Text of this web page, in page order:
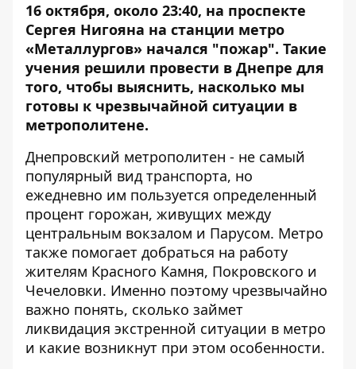
16 октября, около 23:40, на проспекте
Сергея Нигояна на станции метро
«Металлургов» начался "пожар". Такие
учения решили провести в Днепре для
того, чтобы выяснить, насколько мы
готовы к чрезвычайной ситуации в
метрополитене.
Днепровский метрополитен - не самый
популярный вид транспорта, но
ежедневно им пользуется определенный
процент горожан, живущих между
центральным вокзалом и Парусом. Метро
также помогает добраться на работу
жителям Красного Камня, Покровского и
Чечеловки. Именно поэтому чрезвычайно
важно понять, сколько займет
ликвидация экстренной ситуации в метро
и какие возникнут при этом особенности.